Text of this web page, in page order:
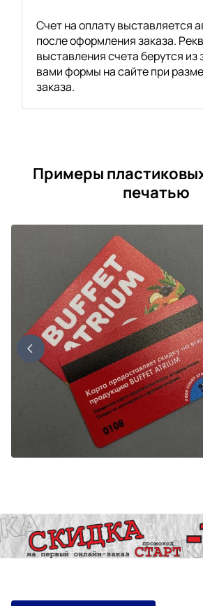
Счет на оплату выставляется
после оформления заказа.
выставления счета берутся из
вами формы на сайте при
заказа.
Примеры
печатью